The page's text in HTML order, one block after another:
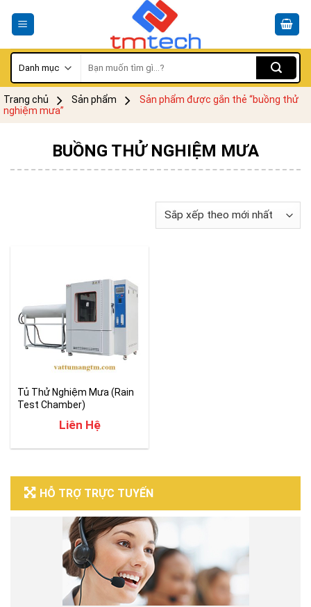
kiếm:
Trang chủ Sản phẩm
Sản phẩm được gắn thẻ “buồng thử
nghiệm mưa”
HỖ TRỢ TRỰC TUYẾN
BUỒNG THỬ NGHIỆM MƯA
Tủ Thử Nghiệm Mưa (Rain
Test Chamber)
Liên Hệ